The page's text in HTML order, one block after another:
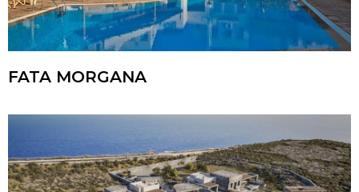
FATA MORGANA